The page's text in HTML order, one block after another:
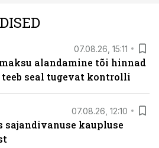
07.08.26, 15:11
alandamine tõi hinnad
seal tugevat kontrolli
07.08.26, 12:10
sajandivanuse kaupluse